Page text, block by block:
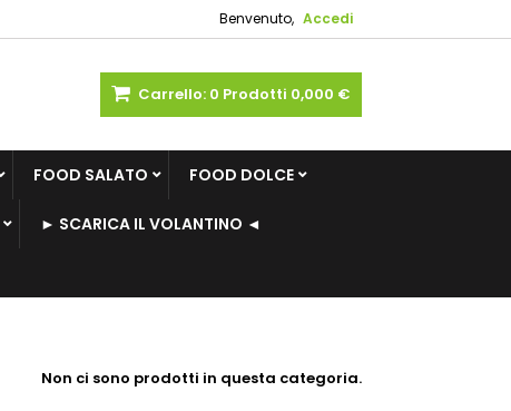
Benvenuto, Accedi
Carrello: 0 Prodotti 0,000 €
FOOD SALATO FOOD DOLCE
► SCARICA IL VOLANTINO ◄
Non ci sono prodotti in questa categoria.